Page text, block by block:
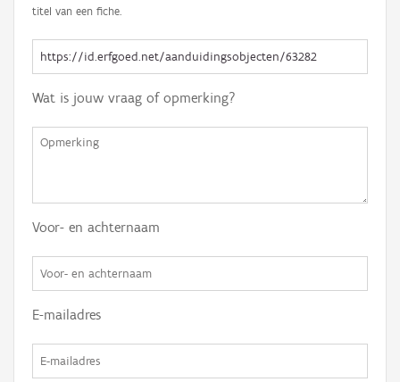
titel van een fiche.
Wat is jouw vraag of opmerking?
Voor- en achternaam
E-mailadres